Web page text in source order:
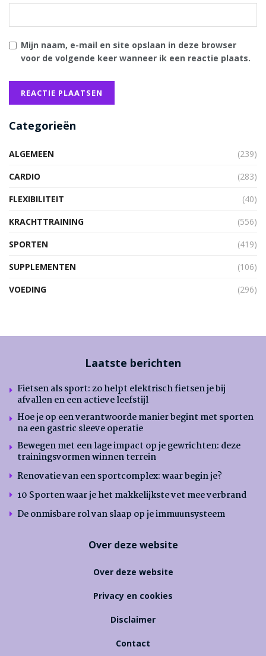
Mijn naam, e-mail en site opslaan in deze browser
voor de volgende keer wanneer ik een reactie plaats.
Categorieën
ALGEMEEN
(239)
CARDIO
(283)
FLEXIBILITEIT
(40)
KRACHTTRAINING
(556)
SPORTEN
(419)
SUPPLEMENTEN
(106)
VOEDING
(296)
Laatste berichten
Fietsen als sport: zo helpt elektrisch fietsen je bij
afvallen en een actieve leefstijl
Hoe je op een verantwoorde manier begint met sporten
na een gastric sleeve operatie
Bewegen met een lage impact op je gewrichten: deze
trainingsvormen winnen terrein
Renovatie van een sportcomplex: waar begin je?
10 Sporten waar je het makkelijkste vet mee verbrand
De onmisbare rol van slaap op je immuunsysteem
Over deze website
Over deze website
Privacy en cookies
Disclaimer
Contact